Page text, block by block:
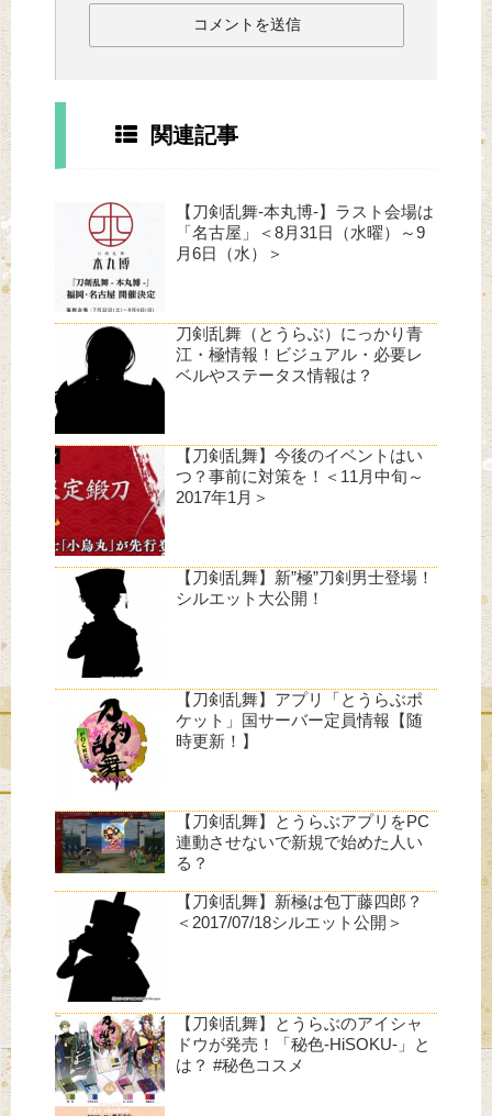
関連記事
【刀剣乱舞-本丸博-】ラスト会場は
「名古屋」＜8月31日（水曜）～9
月6日（水）＞
刀剣乱舞（とうらぶ）にっかり青
江・極情報！ビジュアル・必要レ
ベルやステータス情報は？
【刀剣乱舞】今後のイベントはい
つ？事前に対策を！＜11月中旬～
2017年1月＞
【刀剣乱舞】新”極”刀剣男士登場！
シルエット大公開！
【刀剣乱舞】アプリ「とうらぶポ
ケット」国サーバー定員情報【随
時更新！】
【刀剣乱舞】とうらぶアプリをPC
連動させないで新規で始めた人い
る？
【刀剣乱舞】新極は包丁藤四郎？
＜2017/07/18シルエット公開＞
【刀剣乱舞】とうらぶのアイシャ
ドウが発売！「秘色-HiSOKU-」と
は？ #秘色コスメ